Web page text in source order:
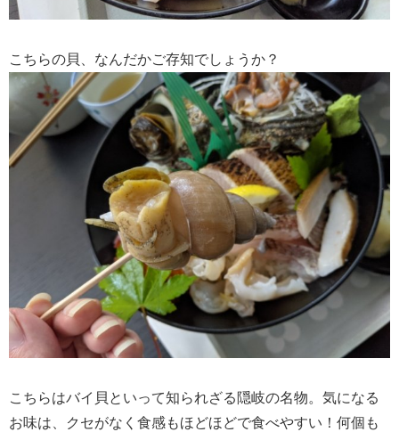
こちらの貝、なんだかご存知でしょうか？
こちらはバイ貝といって知られざる隠岐の名物。気になる
お味は、クセがなく食感もほどほどで食べやすい！何個も